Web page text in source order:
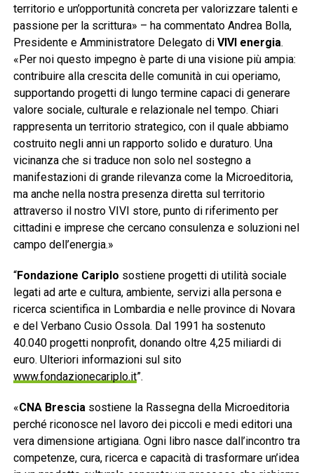
territorio e un’opportunità concreta per valorizzare talenti e
passione per la scrittura» – ha commentato Andrea Bolla,
Presidente e Amministratore Delegato di VIVI energia.
«Per noi questo impegno è parte di una visione più ampia:
contribuire alla crescita delle comunità in cui operiamo,
supportando progetti di lungo termine capaci di generare
valore sociale, culturale e relazionale nel tempo. Chiari
rappresenta un territorio strategico, con il quale abbiamo
costruito negli anni un rapporto solido e duraturo. Una
vicinanza che si traduce non solo nel sostegno a
manifestazioni di grande rilevanza come la Microeditoria,
ma anche nella nostra presenza diretta sul territorio
attraverso il nostro VIVI store, punto di riferimento per
cittadini e imprese che cercano consulenza e soluzioni nel
campo dell’energia.»
“Fondazione Cariplo sostiene progetti di utilità sociale
legati ad arte e cultura, ambiente, servizi alla persona e
ricerca scientifica in Lombardia e nelle province di Novara
e del Verbano Cusio Ossola. Dal 1991 ha sostenuto
40.040 progetti nonprofit, donando oltre 4,25 miliardi di
euro. Ulteriori informazioni sul sito
www.fondazionecariplo.it”.
«CNA Brescia sostiene la Rassegna della Microeditoria
perché riconosce nel lavoro dei piccoli e medi editori una
vera dimensione artigiana. Ogni libro nasce dall’incontro tra
competenze, cura, ricerca e capacità di trasformare un’idea